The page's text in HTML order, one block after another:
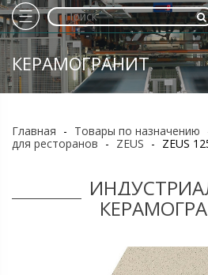
КЕРАМОГРАНИТ
Главная - Товары по назначению
для ресторанов - ZEUS - ZEUS